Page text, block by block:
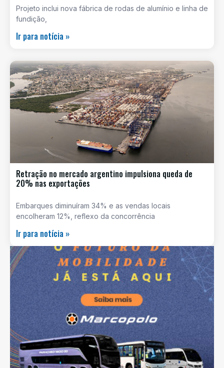
Projeto inclui nova fábrica de rodas de alumínio e linha de
fundição,
Ir para notícia »
Retração no mercado argentino impulsiona queda de
20% nas exportações
Embarques diminuíram 34% e as vendas locais
encolheram 12%, reflexo da concorrência
Ir para notícia »